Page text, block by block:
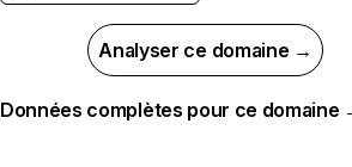
Analyser ce domaine →
Données complètes pour ce domaine